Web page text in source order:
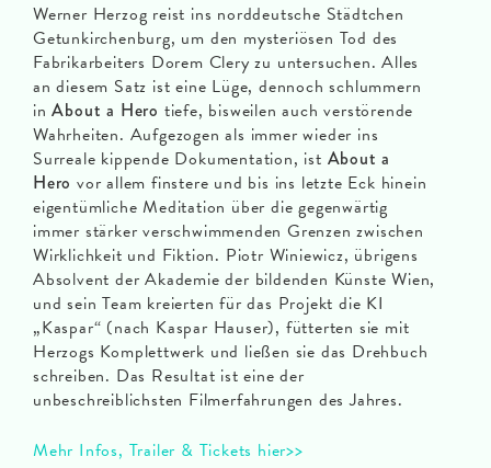
Werner Herzog reist ins norddeutsche Städtchen
Getunkirchenburg, um den mysteriösen Tod des
Fabrikarbeiters Dorem Clery zu untersuchen. Alles
an diesem Satz ist eine Lüge, dennoch schlummern
inAbout a Hero tiefe, bisweilen auch verstörende
Wahrheiten. Aufgezogen als immer wieder ins
Surreale kippende Dokumentation, ist About a
Hero vor allem finstere und bis ins letzte Eck hinein
eigentümliche Meditation über die gegenwärtig
immer stärker verschwimmenden Grenzen zwischen
Wirklichkeit und Fiktion. Piotr Winiewicz, übrigens
Absolvent der Akademie der bildenden Künste Wien,
und sein Team kreierten für das Projekt die KI
„Kaspar“ (nach Kaspar Hauser), fütterten sie mit
Herzogs Komplettwerk und ließen sie das Drehbuch
schreiben. Das Resultat ist eine der
unbeschreiblichsten Filmerfahrungen des Jahres.
Mehr Infos, Trailer & Tickets hier>>